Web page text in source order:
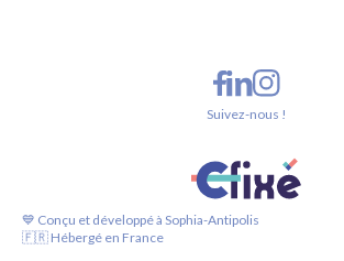
💙 Conçu et développé à Sophia-Antipolis
🇫🇷 Hébergé en France
Suivez-nous !